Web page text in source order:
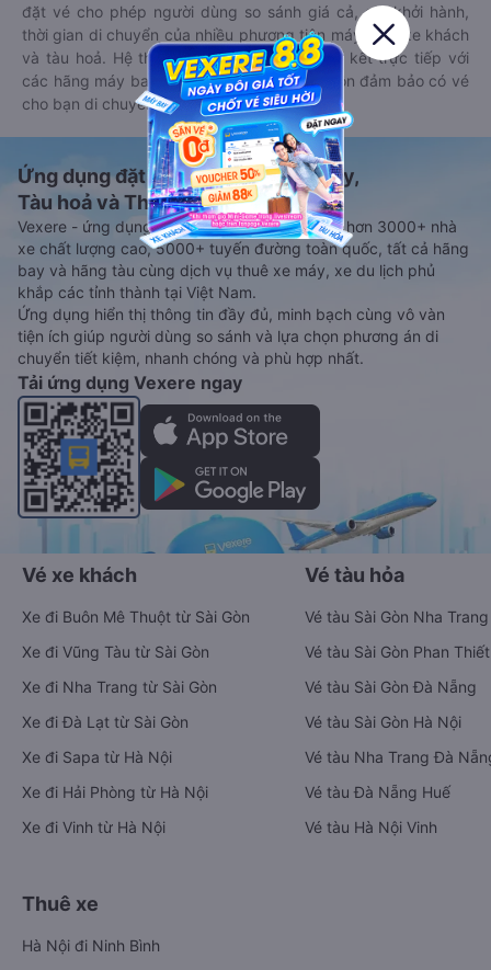
đặt vé cho phép người dùng so sánh giá cả, giờ khởi hành,
thời gian di chuyển của nhiều phương tiện máy bay, xe khách
và tàu hoả. Hệ thống của Goyolo được liên kết trực tiếp với
các hãng máy bay, xe khách và tàu hoả, luôn đảm bảo có vé
cho bạn di chuyển.
Ứng dụng đặt vé Xe khách, Máy bay,
Tàu hoả và Thuê xe
Vexere - ứng dụng đặt vé đa phương tiện với hơn 3000+ nhà
xe chất lượng cao, 5000+ tuyến đường toàn quốc, tất cả hãng
bay và hãng tàu cùng dịch vụ thuê xe máy, xe du lịch phủ
khắp các tỉnh thành tại Việt Nam.
Ứng dụng hiển thị thông tin đầy đủ, minh bạch cùng vô vàn
tiện ích giúp người dùng so sánh và lựa chọn phương án di
chuyển tiết kiệm, nhanh chóng và phù hợp nhất.
Tải ứng dụng Vexere ngay
Vé xe khách
Xe đi Buôn Mê Thuột từ Sài Gòn
Xe đi Vũng Tàu từ Sài Gòn
Xe đi Nha Trang từ Sài Gòn
Xe đi Đà Lạt từ Sài Gòn
Xe đi Sapa từ Hà Nội
Xe đi Hải Phòng từ Hà Nội
Xe đi Vinh từ Hà Nội
Vé tàu hỏa
Vé tàu Sài Gòn Nha Trang
Vé tàu Sài Gòn Phan Thiết
Vé tàu Sài Gòn Đà Nẵng
Vé tàu Sài Gòn Hà Nội
Vé tàu Nha Trang Đà
Vé tàu Đà Nẵng Huế
Vé tàu Hà Nội Vinh
Thuê xe
Hà Nội đi Ninh Bình